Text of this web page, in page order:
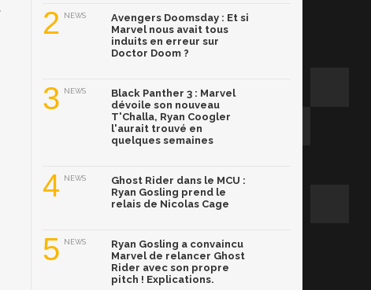
2 NEWS
Avengers Doomsday : Et si
Marvel nous avait tous
induits en erreur sur
Doctor Doom ?
3 NEWS
Black Panther 3 : Marvel
dévoile son nouveau
T'Challa, Ryan Coogler
l'aurait trouvé en
quelques semaines
4 NEWS
Ghost Rider dans le MCU :
Ryan Gosling prend le
relais de Nicolas Cage
5 NEWS
Ryan Gosling a convaincu
Marvel de relancer Ghost
Rider avec son propre
pitch ! Explications.